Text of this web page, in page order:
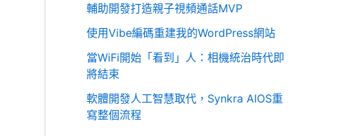
輔助開發打造親子視頻通話MVP
使用Vibe編碼重建我的WordPress網站
當WiFi開始「看到」人：相機統治時代即
將結束
軟體開發人工智慧取代，Synkra AIOS重
寫整個流程